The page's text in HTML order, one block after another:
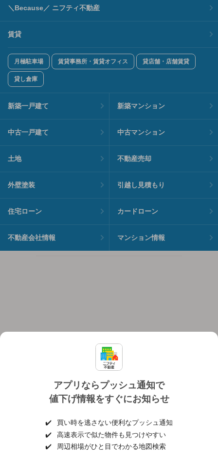
アプリならプッシュ通知で
値下げ情報をすぐにお知らせ
✔️
買い時を逃さない便利なプッシュ通知
✔️
高速表示で似た物件も見つけやすい
✔️
周辺相場がひと目でわかる地図検索
＼Because／ ニフティ不動産
賃貸
月極駐車場 賃貸事務所・賃貸オフィス 貸店舗・店舗賃貸
貸し倉庫
新築一戸建て 新築マンション
中古一戸建て 中古マンション
土地 不動産売却
外壁塗装 引越し見積もり
住宅ローン カードローン
不動産会社情報 マンション情報
個人情報保護ポリシー 利用規約
ヘルプ・お問い合わせ 採用情報